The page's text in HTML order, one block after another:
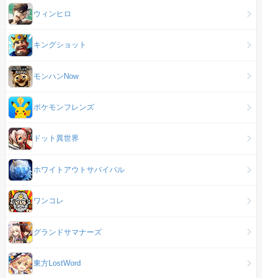
ウィンヒロ
キングショット
モンハンNow
ポケモンフレンズ
ドット異世界
ホワイトアウトサバイバル
ワンコレ
グランドサマナーズ
東方LostWord